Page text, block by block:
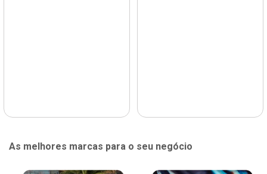
As melhores marcas para o seu negócio